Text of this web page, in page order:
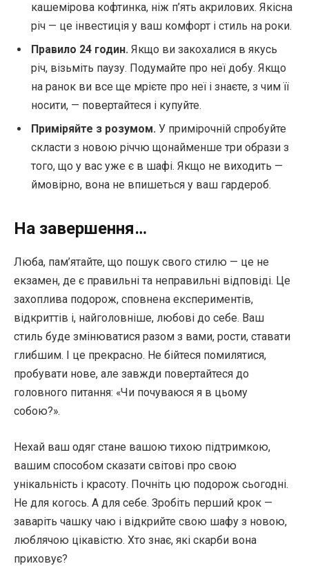
кашемірова кофтинка, ніж п’ять акрилових. Якісна
річ — це інвестиція у ваш комфорт і стиль на роки.
Правило 24 годин. Якщо ви закохалися в якусь
річ, візьміть паузу. Подумайте про неї добу. Якщо
на ранок ви все ще мрієте про неї і знаєте, з чим її
носити, — повертайтеся і купуйте.
Приміряйте з розумом. У примірочній спробуйте
скласти з новою річчю щонайменше три образи з
того, що у вас уже є в шафі. Якщо не виходить —
ймовірно, вона не впишеться у ваш гардероб.
На завершення…
Люба, пам’ятайте, що пошук свого стилю — це не
екзамен, де є правильні та неправильні відповіді. Це
захоплива подорож, сповнена експериментів,
відкриттів і, найголовніше, любові до себе. Ваш
стиль буде змінюватися разом з вами, рости, ставати
глибшим. І це прекрасно. Не бійтеся помилятися,
пробувати нове, але завжди повертайтеся до
головного питання: «Чи почуваюся я в цьому
собою?».
Нехай ваш одяг стане вашою тихою підтримкою,
вашим способом сказати світові про свою
унікальність і красоту. Почніть цю подорож сьогодні.
Не для когось. А для себе. Зробіть перший крок —
заваріть чашку чаю і відкрийте свою шафу з новою,
люблячою цікавістю. Хто знає, які скарби вона
приховує?